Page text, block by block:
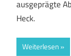
ausgeprägte
Heck.
Weiterlesen